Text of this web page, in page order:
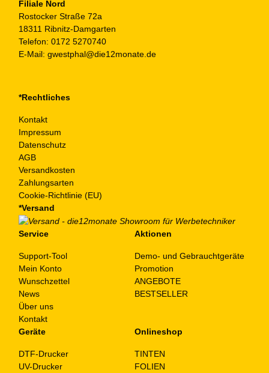
Filiale Nord
Rostocker Straße 72a
18311 Ribnitz-Damgarten
Telefon: 0172 5270740
E-Mail: gwestphal@die12monate.de
*Rechtliches
Kontakt
Impressum
Datenschutz
AGB
Versandkosten
Zahlungsarten
Cookie-Richtlinie (EU)
*Versand
Service
Support-Tool
Mein Konto
Wunschzettel
News
Über uns
Kontakt
Aktionen
Demo- und Gebrauchtgeräte
Promotion
ANGEBOTE
BESTSELLER
Geräte
DTF-Drucker
UV-Drucker
Onlineshop
TINTEN
FOLIEN